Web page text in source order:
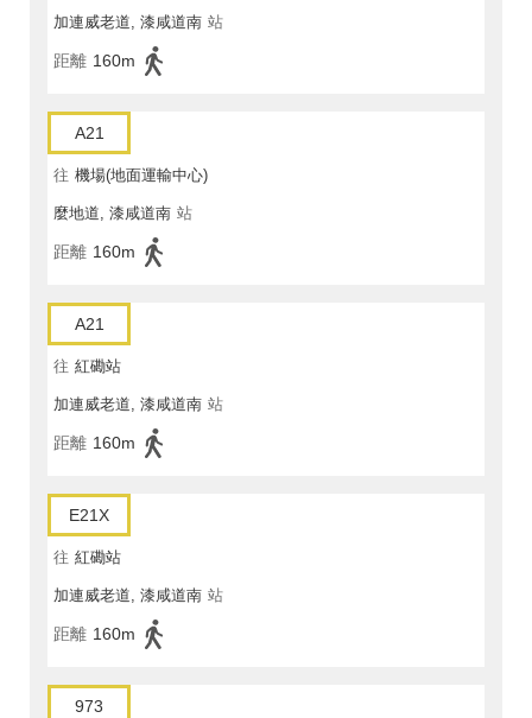
加連威老道, 漆咸道南 站
距離 160m
A21
往 機場(地面運輸中心)
麼地道, 漆咸道南 站
距離 160m
A21
往 紅磡站
加連威老道, 漆咸道南 站
距離 160m
E21X
往 紅磡站
加連威老道, 漆咸道南 站
距離 160m
973